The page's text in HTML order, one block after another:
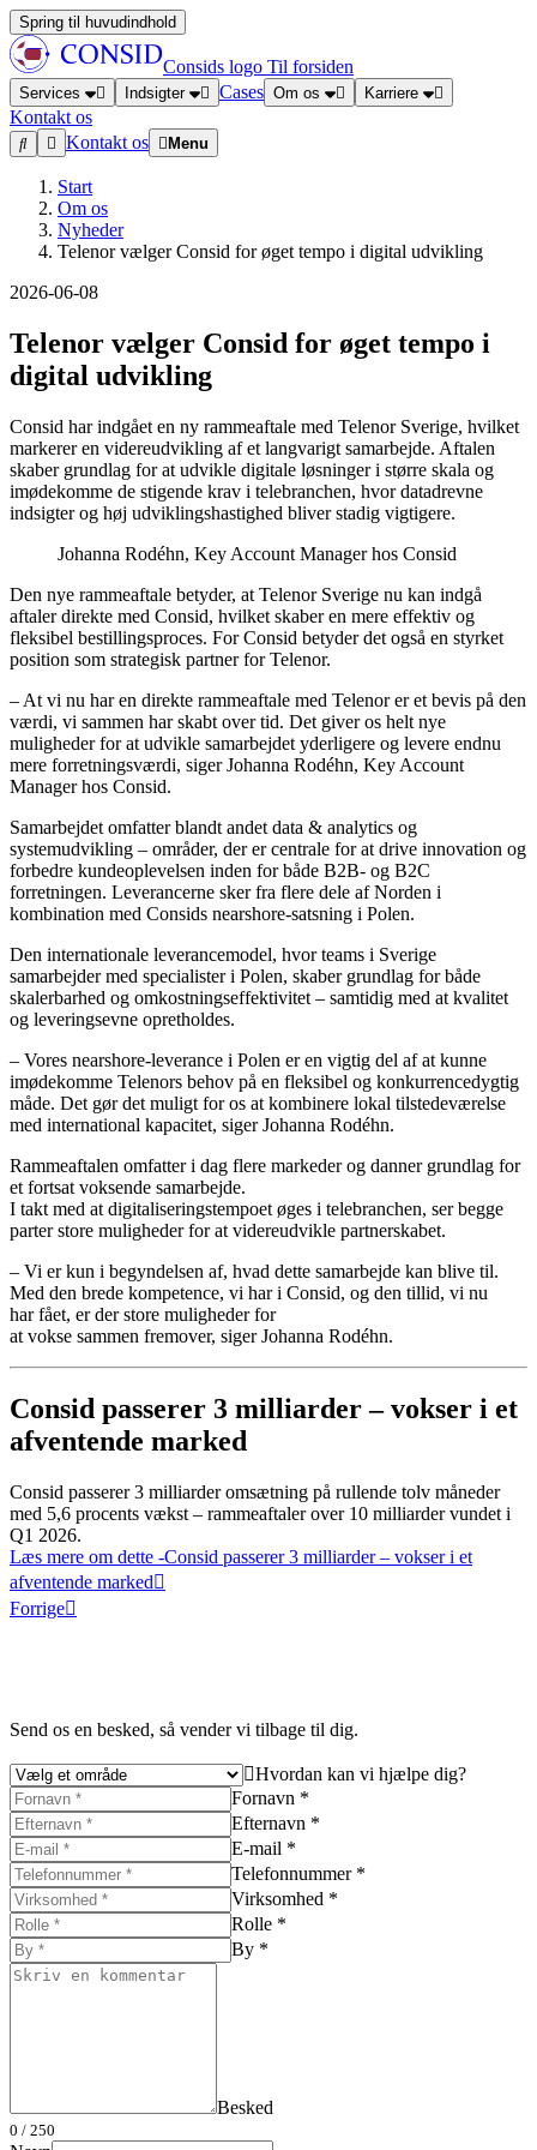
Spring til huvudindhold
Consids logo Til forsiden
Services Indsigter Cases Om os Karriere
Kontakt os
Kontakt os
Menu
Start
Om os
Nyheder
Telenor vælger Consid for øget tempo i digital udvikling
2026-06-08
Telenor vælger Consid for øget tempo i
digital udvikling
Consid har indgået en ny rammeaftale med Telenor Sverige, hvilket
markerer en videreudvikling af et langvarigt samarbejde. Aftalen
skaber grundlag for at udvikle digitale løsninger i større skala og
imødekomme de stigende krav i telebranchen, hvor datadrevne
indsigter og høj udviklingshastighed bliver stadig vigtigere.
Johanna Rodéhn, Key Account Manager hos Consid
Den nye rammeaftale betyder, at Telenor Sverige nu kan indgå
aftaler direkte med Consid, hvilket skaber en mere effektiv og
fleksibel bestillingsproces. For Consid betyder det også en styrket
position som strategisk partner for Telenor.
– At vi nu har en direkte rammeaftale med Telenor er et bevis på den
værdi, vi sammen har skabt over tid. Det giver os helt nye
muligheder for at udvikle samarbejdet yderligere og levere endnu
mere forretningsværdi, siger Johanna Rodéhn, Key Account
Manager hos Consid.
Samarbejdet omfatter blandt andet data & analytics og
systemudvikling – områder, der er centrale for at drive innovation og
forbedre kundeoplevelsen inden for både B2B- og B2C
forretningen. Leverancerne sker fra flere dele af Norden i
kombination med Consids nearshore-satsning i Polen.
Den internationale leverancemodel, hvor teams i Sverige
samarbejder med specialister i Polen, skaber grundlag for både
skalerbarhed og omkostningseffektivitet – samtidig med at kvalitet
og leveringsevne opretholdes.
– Vores nearshore-leverance i Polen er en vigtig del af at kunne
imødekomme Telenors behov på en fleksibel og konkurrencedygtig
måde. Det gør det muligt for os at kombinere lokal tilstedeværelse
med international kapacitet, siger Johanna Rodéhn.
Rammeaftalen omfatter i dag flere markeder og danner grundlag for
et fortsat voksende samarbejde.
I takt med at digitaliseringstempoet øges i telebranchen, ser begge
parter store muligheder for at videreudvikle partnerskabet.
– Vi er kun i begyndelsen af, hvad dette samarbejde kan blive til.
Med den brede kompetence, vi har i Consid, og den tillid, vi nu
har fået, er der store muligheder for
at vokse sammen fremover, siger Johanna Rodéhn.
Consid passerer 3 milliarder – vokser i et
afventende marked
Consid passerer 3 milliarder omsætning på rullende tolv måneder
med 5,6 procents vækst – rammeaftaler over 10 milliarder vundet i
Q1 2026.
Læs mere om dette -Consid passerer 3 milliarder – vokser i et
afventende marked
Forrige
Send os en besked, så vender vi tilbage til dig.
Hvordan kan vi hjælpe dig?
Fornavn *
Efternavn *
E-mail *
Telefonnummer *
Virksomhed *
Rolle *
By *
Besked
0 / 250